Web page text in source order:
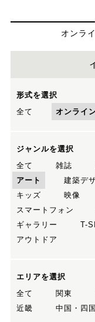
オンラ
形式を選択
全て
オンライ
ジャンルを選択
全て
雑誌
アート
建築デ
キッズ
映像
スマートフォン
ギャラリー
T-
アウトドア
エリアを選択
全て
関東
近畿
中国・四国